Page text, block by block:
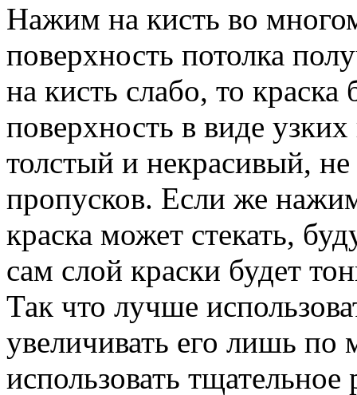
Нажим на кисть во
поверхность потолка
на кисть слабо, то
поверхность в виде
толстый и некрасивый,
пропусков. Если же
краска может стекать,
сам слой краски будет
Так что лучше
увеличивать его лишь по
использовать